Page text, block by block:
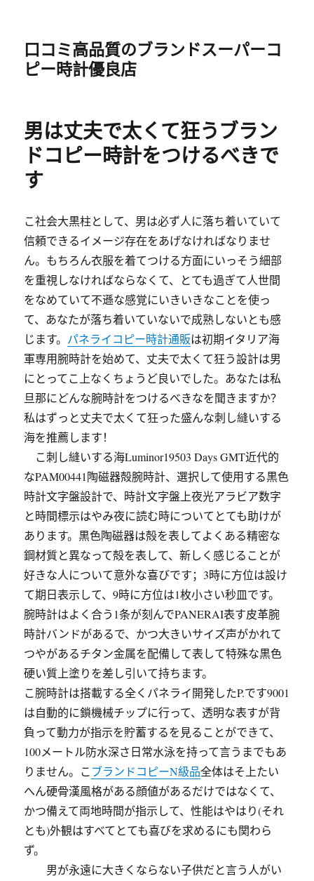
口コミ高品質のブランドスーパーコ
ピー時計優良店
男は丈夫で太くて狂うブラン
ドコピー時計をつけるべきで
す
こ社会大黒柱として、男は必ず人に落ち着いていて
信頼できるイメージ存在をあげなければなりませ
ん。もちろん衣服を着てつける方面にいっそう細部
を重視しなければならなくて、とても過ぎて人世間
をなめていて不遜な感覚にいきいきなことを使っ
て、あなたが落ち着いていないで成熟しないとも感
じます。 パネライコピー時計通販は初期イタリア海
軍専用腕時計を始めて、丈夫で太くて狂う設計は男
にとってこ上なくちょうど良いでした。あなたは私
旦那にどんな腕時計をつけるべきなを聞きますか？
私はずっと丈夫で太くて狂った盛んな刺し縫いする
海を推薦します！
こ刺し縫いする海Luminor19503 Days GMT近代的
なPAM00441陶磁器殻腕時計、選択して使用する黒色
時計文字盤設計で、時計文字盤上夜光アラビア数字
と時間標示はやみ夜に読む時についてとても助けが
あります。黒色陶磁器は殻を表してよくある精密な
鋼材質と異なって殻を表して、新しく感じることが
好きな人について意外な喜びです；3時に方位は設け
て期日表示して、9時に方位は1枚小さい秒皿です。
腕時計はよく合う1条が刻んでPANERAI表す皮革腕
時計バンドがあるで、かつ大きいサイズ声がかれて
つやがあるチタン金属を配備して表して特殊な黒色
硬い質上塗りを差し引いて持ちます。
こ腕時計は搭載する全くパネライ開発したP.です9001
は自動的に鎖機械チップに行って、透明な表すが背
負って動力が指示を貯蓄するを見ることができて、
100メートル防水深さ日常水泳を持って言うまでもあ
りません。こ ブランドコピーN級品全体はそ上たい
へん硬骨漢風格がある顔値があるだけではなくて、
かつ備えて両地時間が指示して、性能はやはり(それ
とも)外観はすべてとても喜びを求めるにも関わら
ず。
男が永遠に大きくならない子供だと言う人がい